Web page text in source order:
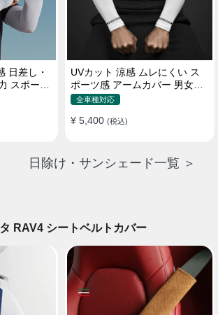
日差し・
スポーツ
UVカット 涼感 ムレにくい ス
ポーツ感 アームカバー 男女汎
用 xs-xxl
全車種対応
¥ 5,400 (税込)
日除け・サンシェード一覧 ＞
タ RAV4 シートベルトカバー